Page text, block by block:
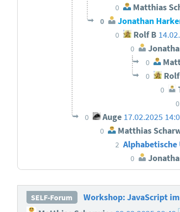
0 Matthias
0 Jonathan
0 Rolf B
0
0
0
0
0
0 Auge 17.02.2025
0 Matthias
2
0
SELF-Forum
Workshop: JavaScript